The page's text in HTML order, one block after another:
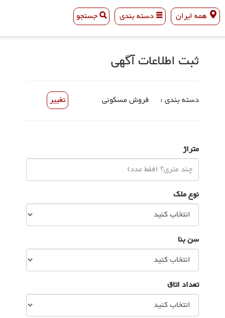
همه ایران دسته بندی جستجو
ثبت اطلاعات آگهی
دسته بندی : فروش مسکونی تغییر
متراژ
نوع ملک
سن بنا
تعداد اتاق
همه ایران دسته بندی جستجو